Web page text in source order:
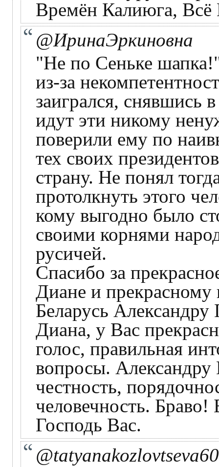
Времён Калиюга,
@ИринаЭркиновна
"Не по Сеньке
из-за
заигрался, снявшись
идут эти никому
поверили ему по
тех своих
страну. Не понял
протолкнуть этого
кому выгодно было
своими корнями
русичей.
Спасибо за
Диане и прекрасному
Беларусь
Диана, у Вас
голос, правильная
вопросы. Александру
честность,
человечность.
Господь Вас.